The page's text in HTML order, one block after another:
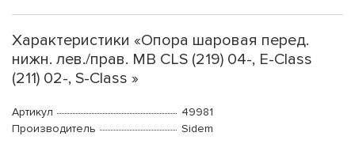
Характеристики «Опора шаровая перед.
нижн. лев./прав. MB CLS (219) 04-, E-Class
(211) 02-, S-Class »
Артикул
49981
Производитель
Sidem